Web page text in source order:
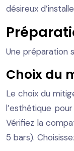
désireux
Une préparation
Choix du
Le choix du
l’esthétique
Vérifiez la
5 bars).